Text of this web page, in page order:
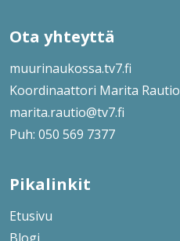
Ota yhteyttä
muurinaukossa.tv7.fi
Koordinaattori Marita Rautio
marita.rautio@tv7.fi
Puh: 050 569 7377
Pikalinkit
Etusivu